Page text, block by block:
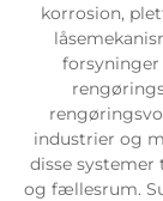
korrosion,
forsyninger
industrier og
disse systemer
og fællesrum.